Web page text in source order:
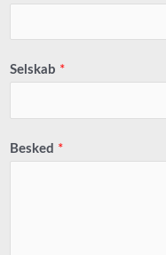
Selskab *
Besked *